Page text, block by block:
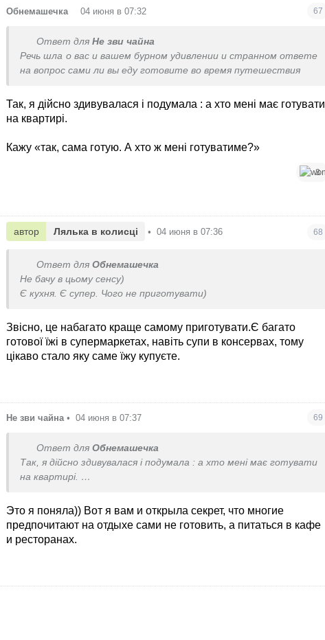
Обнемашечка 04 июня в 07:32 67
Ответ для Не зви чайна
Речь шла о вас и вашем бурном удивлении и странном ответе
на вопрос сами ли вы еду готовите во время путешествия
Так, я дійсно здивувалася і подумала : а хто мені має готувати
на квартирі.
Кажу «так, сама готую. А хто ж мені готуватиме?»
3
автор Лялька в колисці • 04 июня в 07:36 68
Ответ для Обнемашечка
Не бачу в цьому сенсу)
Є кухня. Є супер. Чого не приготувати)
Звісно, це набагато краще самому приготувати.Є багато
готової їжі в супермаркетах, навіть супи в консервах, тому
цікаво стало яку саме їжу купуєте.
Не зви чайна • 04 июня в 07:37 69
Ответ для Обнемашечка
Так, я дійсно здивувалася і подумала : а хто мені має готувати
на квартирі.
Кажу «так, сама готую. А хто ж мені готуватиме?»
Это я поняла)) Вот я вам и открыла секрет, что многие
предпочитают на отдыхе сами не готовить, а питаться в кафе
и ресторанах.